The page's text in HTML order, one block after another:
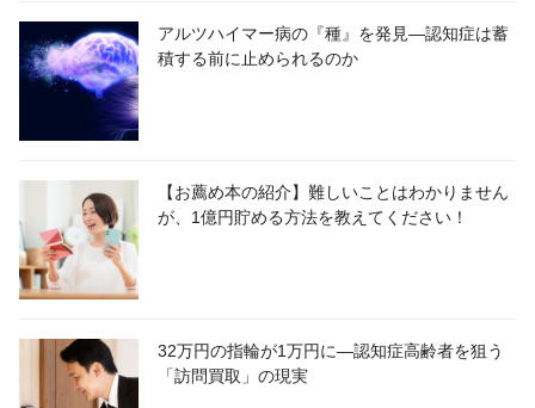
アルツハイマー病の『種』を発見―認知症は蓄
積する前に止められるのか
【お薦め本の紹介】難しいことはわかりません
が、1億円貯める方法を教えてください！
32万円の指輪が1万円に―認知症高齢者を狙う
「訪問買取」の現実